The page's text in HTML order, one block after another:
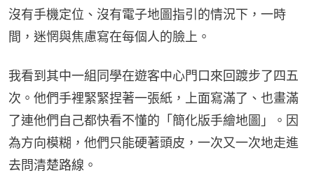
沒有手機定位、沒有電子地圖指引的情況下，一時
間，迷惘與焦慮寫在每個人的臉上。
我看到其中一組同學在遊客中心門口來回踱步了四五
次。他們手裡緊緊捏著一張紙，上面寫滿了、也畫滿
了連他們自己都快看不懂的「簡化版手繪地圖」。因
為方向模糊，他們只能硬著頭皮，一次又一次地走進
去問清楚路線。